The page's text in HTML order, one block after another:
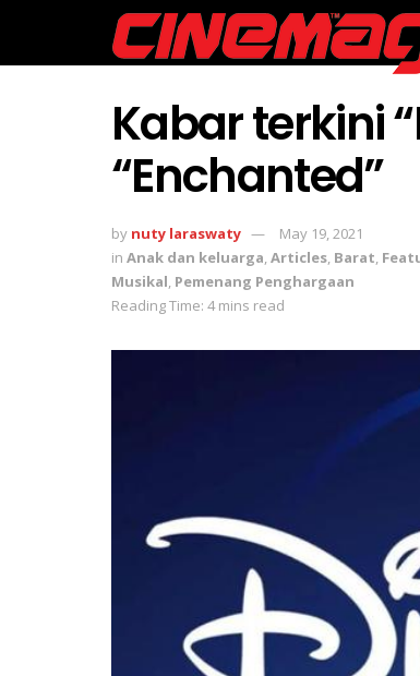
Kabar terkini
“Enchanted”
by nuty laraswaty
May 19, 2021
in Anak dan keluarga,Articles, Barat,
Musikal, Pemenang Penghargaan
Reading Time: 4 mins read